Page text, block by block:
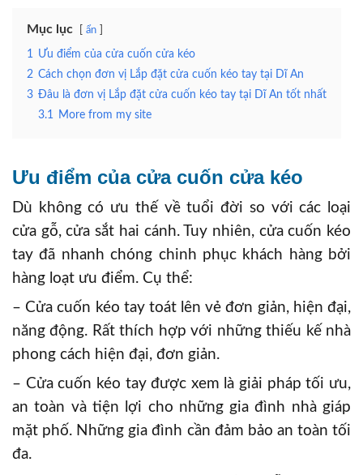
Mục lục ẩn
1
Ưu điểm của cửa cuốn cửa kéo
2 Cách chọn đơn vị Lắp đặt cửa cuốn kéo tay tại Dĩ An
3 Đâu là đơn vị Lắp đặt cửa cuốn kéo tay tại Dĩ An tốt nhất
3.1
More from my site
Ưu điểm của cửa cuốn cửa kéo
Dù không có ưu thế về tuổi đời so với các loại
cửa gỗ, cửa sắt hai cánh. Tuy nhiên, cửa cuốn kéo
tay đã nhanh chóng chinh phục khách hàng bởi
hàng loạt ưu điểm. Cụ thể:
– Cửa cuốn kéo tay toát lên vẻ đơn giản, hiện đại,
năng động. Rất thích hợp với những thiếu kế nhà
phong cách hiện đại, đơn giản.
– Cửa cuốn kéo tay được xem là giải pháp tối ưu,
an toàn và tiện lợi cho những gia đình nhà giáp
mặt phố. Những gia đình cần đảm bảo an toàn tối
đa.